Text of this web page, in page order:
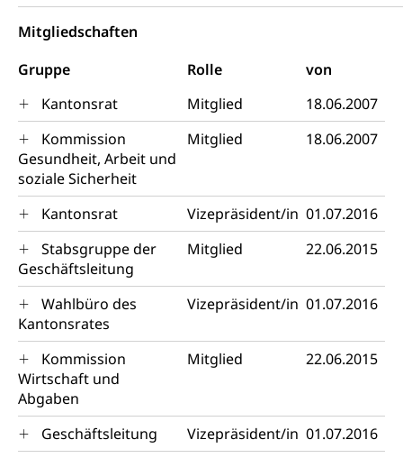
Mitgliedschaften
Gruppe
Rolle
von
Kantonsrat
Mitglied
18.06.2007
Kommission
Gesundheit, Arbeit und
soziale Sicherheit
Mitglied 18.06.2007
Kantonsrat Vizepräsident/in 01.07.2016
Stabsgruppe der
Geschäftsleitung
Mitglied 22.06.2015
Wahlbüro des
Kantonsrates
Vizepräsident/in 01.07.2016
Kommission
Wirtschaft und
Abgaben
Mitglied 22.06.2015
Geschäftsleitung Vizepräsident/in 01.07.2016
Vermittlung, Schlichtung, Mediation
Umgang mit Beschwerden (Volksschulen)
Beschwerde Strassenverkehrsamt
Beschwerdestelle Spitäler
Schlichtungsstelle SEG
Rassismus
Diskriminierung, Fremdenfeindlichkeit,
Gleichberechtigung
Anlaufstelle Schutz vor Diskriminierung
Schutz vor Diskriminierung
Strafregister und Strafverfahren
Strafrecht, Strafrechtspflege, Gerichtsverfahren,
Strafregistereintrag, Strafregisterauszug,
Kriminalität
Strafverfahren Staatsanwaltschaft
Strafregisterauszug bestellen (EJPD)
Vormundschaft
Vormund, Amtsvormund, Mündel,
Vormundschaftsbehörde, Kindesschutz,
Jugendschutz
Kindes- und Erwachsenenschutz KESB
Kindes- und Erwachsenenschutzbehörden im
Kanton Luzern
Umwelt und Bauen
Abfall